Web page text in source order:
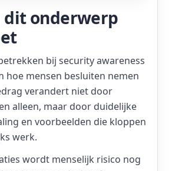
dit onderwerp
bij security awareness
hoe mensen besluiten nemen
verandert niet door
alleen, maar door duidelijke
en voorbeelden die kloppen
werk.
wordt menselijk risico nog